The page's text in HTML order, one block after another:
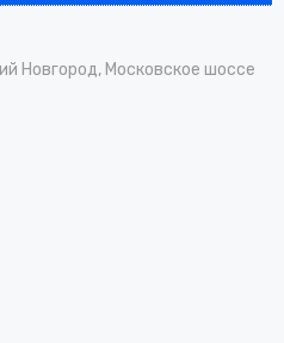
Новгород, Московское шоссе